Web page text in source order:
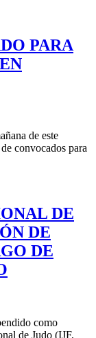
PARA
de este
convocados para
DE
DE
DE
como
de Judo (IJF,